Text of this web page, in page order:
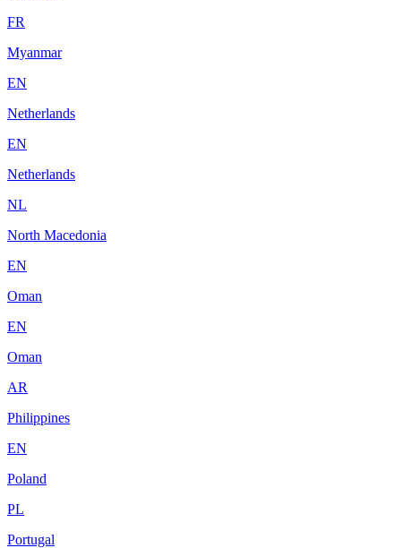
FR
Myanmar
EN
Netherlands
EN
Netherlands
NL
North Macedonia
EN
Oman
EN
Oman
AR
Philippines
EN
Poland
PL
Portugal